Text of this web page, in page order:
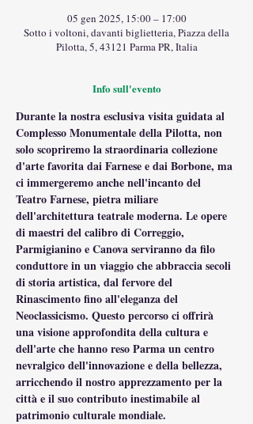
05 gen 2025, 15:00 – 17:00
Sotto i voltoni, davanti biglietteria, Piazza della
Pilotta, 5, 43121 Parma PR, Italia
Info sull'evento
Durante la nostra esclusiva visita guidata al
Complesso Monumentale della Pilotta, non
solo scopriremo la straordinaria collezione
d'arte favorita dai Farnese e dai Borbone, ma
ci immergeremo anche nell'incanto del
Teatro Farnese, pietra miliare
dell'architettura teatrale moderna. Le opere
di maestri del calibro di Correggio,
Parmigianino e Canova serviranno da filo
conduttore in un viaggio che abbraccia secoli
di storia artistica, dal fervore del
Rinascimento fino all'eleganza del
Neoclassicismo. Questo percorso ci offrirà
una visione approfondita della cultura e
dell'arte che hanno reso Parma un centro
nevralgico dell'innovazione e della bellezza,
arricchendo il nostro apprezzamento per la
città e il suo contributo inestimabile al
patrimonio culturale mondiale.